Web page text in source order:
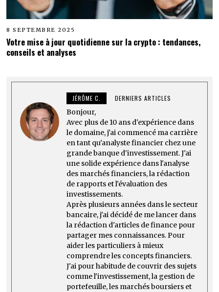
8 SEPTEMBRE 2025
Votre mise à jour quotidienne sur la crypto : tendances,
conseils et analyses
JÉRÔME C. DERNIERS ARTICLES
Bonjour,
Avec plus de 10 ans d'expérience dans
le domaine, j'ai commencé ma carrière
en tant qu'analyste financier chez une
grande banque d'investissement. J'ai
une solide expérience dans l'analyse
des marchés financiers, la rédaction
de rapports et l'évaluation des
investissements.
Après plusieurs années dans le secteur
bancaire, j'ai décidé de me lancer dans
la rédaction d'articles de finance pour
partager mes connaissances. Pour
aider les particuliers à mieux
comprendre les concepts financiers.
J'ai pour habitude de couvrir des sujets
comme l'investissement, la gestion de
portefeuille, les marchés boursiers et